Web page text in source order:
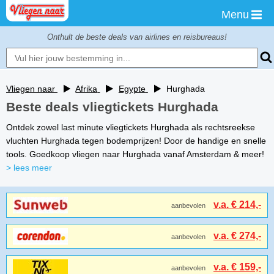
Menu
Onthult de beste deals van airlines en reisbureaus!
Vliegen naar Afrika Egypte Hurghada
Beste deals vliegtickets Hurghada
Ontdek zowel last minute vliegtickets Hurghada als rechtsreekse
vluchten Hurghada tegen bodemprijzen! Door de handige en snelle
tools. Goedkoop vliegen naar Hurghada vanaf Amsterdam & meer!
> lees meer
aanbevolen v.a. € 214,-
aanbevolen v.a. € 274,-
aanbevolen v.a. € 159,-